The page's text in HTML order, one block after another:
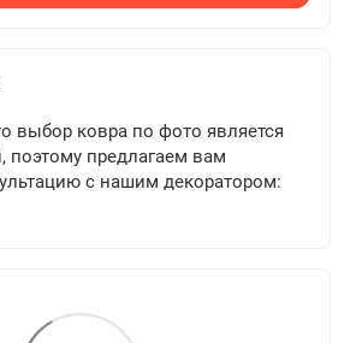
выбор ковра по фото является
поэтому предлагаем вам
с нашим декоратором: